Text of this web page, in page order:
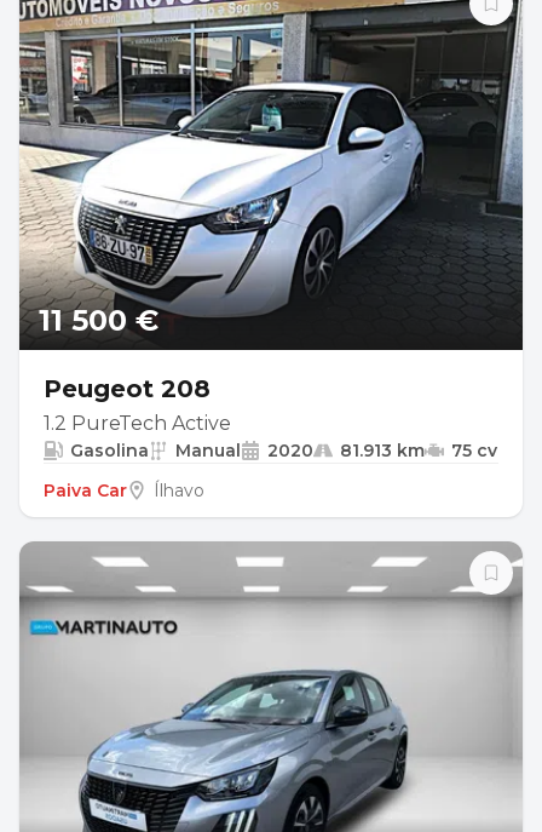
11 500 €
Peugeot 208
1.2 PureTech Active
Gasolina Manual 2020 81.913 km
75 cv
Paiva Car
Ílhavo